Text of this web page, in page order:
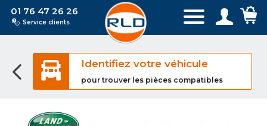
01 76 47 26 26
Service clients
Identifiez votre véhicule
pour trouver les pièces compatibles